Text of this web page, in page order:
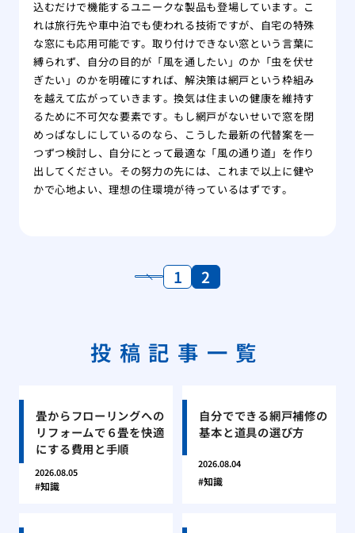
込むだけで機能するユニークな製品も登場しています。こ
れは旅行先や車中泊でも使われる技術ですが、自宅の特殊
な窓にも応用可能です。取り付けできない窓という言葉に
縛られず、自分の目的が「風を通したい」のか「虫を伏せ
ぎたい」のかを明確にすれば、解決策は網戸という枠組み
を越えて広がっていきます。換気は住まいの健康を維持す
るために不可欠な要素です。もし網戸がないせいで窓を閉
めっぱなしにしているのなら、こうした最新の代替案を一
つずつ検討し、自分にとって最適な「風の通り道」を作り
出してください。その努力の先には、これまで以上に健や
かで心地よい、理想の住環境が待っているはずです。
1 2
投稿記事一覧
畳からフローリングへの
リフォームで６畳を快適
にする費用と手順
2026.08.05
知識
自分でできる網戸補修の
基本と道具の選び方
2026.08.04
知識